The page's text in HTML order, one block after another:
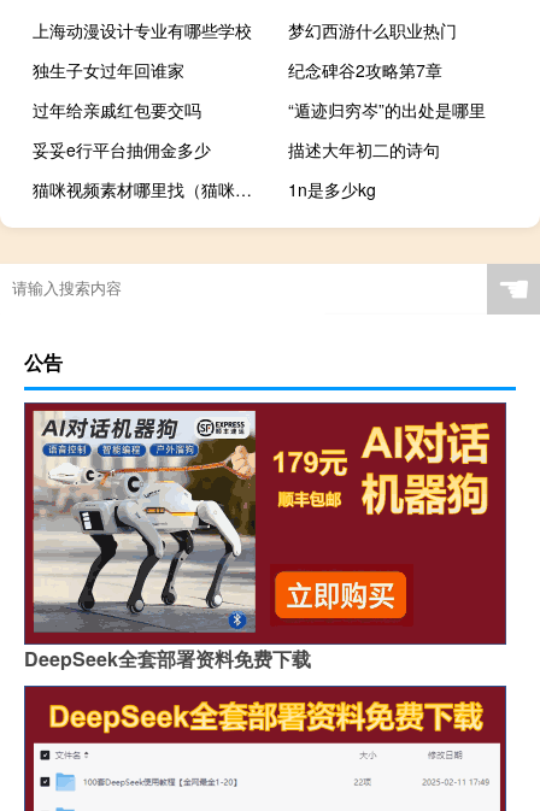
上海动漫设计专业有哪些学校
梦幻西游什么职业热门
独生子女过年回谁家
纪念碑谷2攻略第7章
过年给亲戚红包要交吗
“遁迹归穷岑”的出处是哪里
妥妥e行平台抽佣金多少
描述大年初二的诗句
猫咪视频素材哪里找（猫咪视频APP）
1n是多少kg
☚
公告
DeepSeek全套部署资料免费下载